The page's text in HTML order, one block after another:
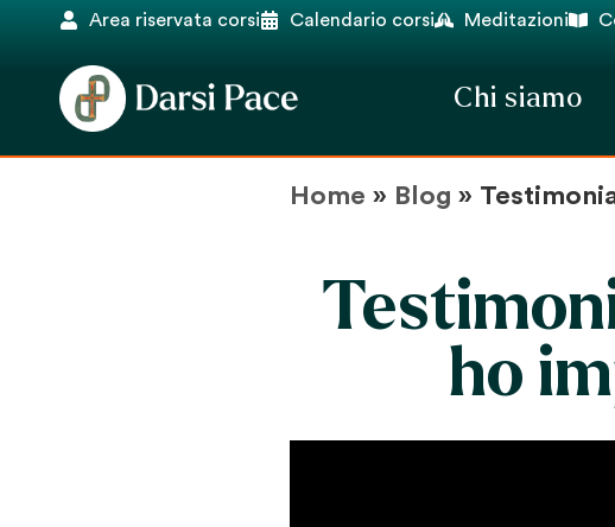
Area riservata corsi Calendario corsi Meditazioni
Chi siamo
Home » Blog »
ho